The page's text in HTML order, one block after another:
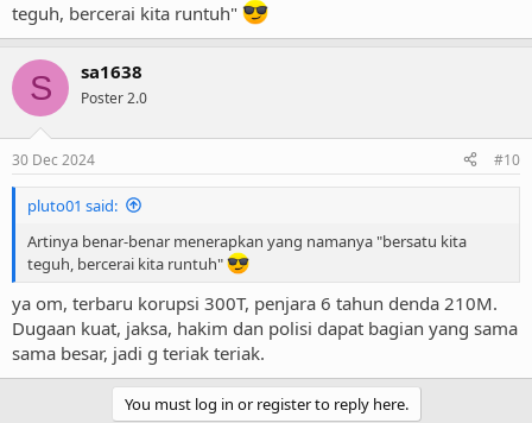
teguh, bercerai kita runtuh"
S sa1638
Poster 2.0
30 Dec 2024 #10
pluto01 said:
Artinya benar-benar menerapkan yang namanya "bersatu kita
teguh, bercerai kita runtuh"
ya om, terbaru korupsi 300T, penjara 6 tahun denda 210M.
Dugaan kuat, jaksa, hakim dan polisi dapat bagian yang sama
sama besar, jadi g teriak teriak.
You must log in or register to reply here.